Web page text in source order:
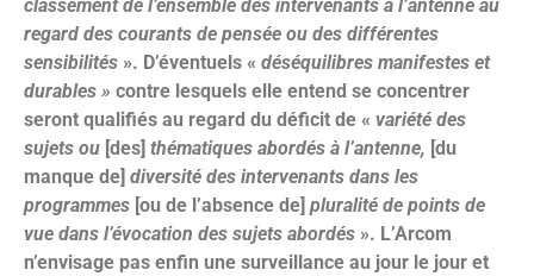
classement de l’ensemble des intervenants à l’antenne au
regard des courants de pensée ou des différentes
sensibilités ». D’éventuels « déséquilibres manifestes et
durables » contre lesquels elle entend se concentrer
seront qualifiés au regard du déficit de « variété des
sujets ou [des] thématiques abordés à l’antenne, [du
manque de] diversité des intervenants dans les
programmes [ou de l’absence de] pluralité de points de
vue dans l’évocation des sujets abordés ». L’Arcom
n’envisage pas enfin une surveillance au jour le jour et